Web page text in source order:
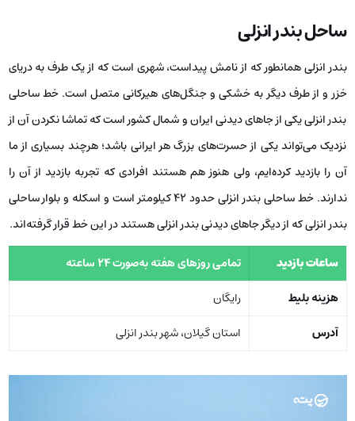
ساحل بندر انزلی
بندر انزلی همانطور که از نامش پیداست، شهری است که از یک طرف به دریای
خزر و از طرف دیگر به خشکی و جنگل‌های هیرکانی متصل است. خط ساحلی
بندر انزلی یکی از جاهای دیدنی ایران و شمال کشور است که تماشا نکردن آن از
نزدیک می‌تواند یکی از حسرت‌های بزرگ هر ایرانی باشد؛ هرچند بسیاری از ما
آن را بازدید کرده‌ایم، ولی هنوز هم هستند افرادی که تجربه بازدید از آن را
ندارند. خط ساحلی بندر انزلی حدود 42 کیلومتر است و اسکله و بلوار ساحلی
بندر انزلی که از دیگر جاهای دیدنی بندر انزلی هستند در این خط قرار گرفته‌اند.
ساعات بازدید
تمامی روزهای هفته به‌صورت 24 ساعته
هزینه بلیط
رایگان
آدرس
استان گیلان، شهر بندر انزلی